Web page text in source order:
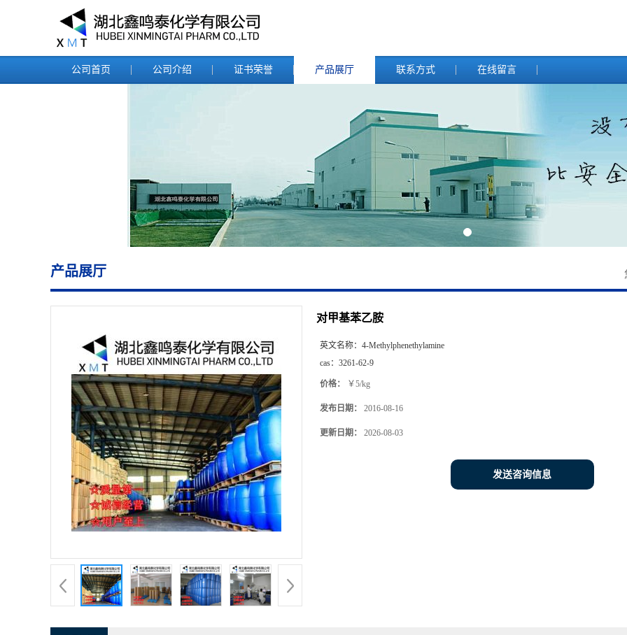
公司首页 公司介绍 证书荣誉 产品展厅 联系方式 在线留言
产品展厅
对甲基苯乙胺
英文名称： 4-Methylphenethylamine
cas： 3261-62-9
价格： ￥5/kg
发布日期： 2016-08-16
更新日期： 2026-08-03
发送咨询信息